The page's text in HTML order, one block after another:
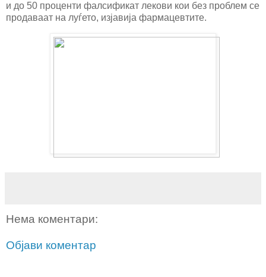
и до 50 проценти фалсификат лекови кои без проблем се
продаваат на луѓето, изјавија фармацевтите.
Нема коментари:
Објави коментар